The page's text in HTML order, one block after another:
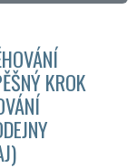
KROK
)